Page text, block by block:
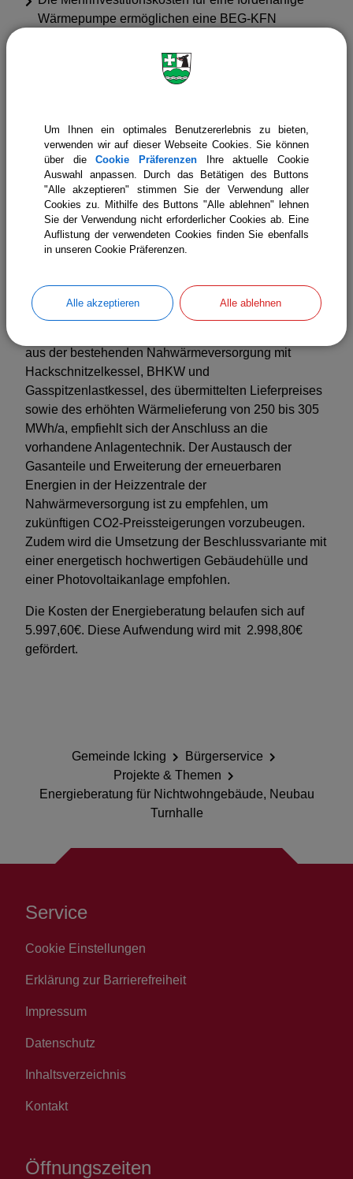
Wärmepumpe ermöglichen eine BEG-KFN
Förderung deckt den zusätzlichen Mehraufwand der
zusätzlichen Anlagentechnik (Wärmepumpe + PV)
Die Mehrinvestitionskosten für eine förderfähige
Wärmepumpe und einer
Nachhaltigkeitszertifizierung nach QNG
ermöglichen eine BEG-Förderung in Höhe von
320.000 € (mit QNG). Die Förderung deckt sich bei
den geschätzten Zusatzkosten von 150.000 € bei
einer Amortisationszeit von 19 Jahren.
dargestellt, da der Nutzerstrom nicht berücksichtigt
ist in der Berechnung.
aus der bestehenden Nahwärmeversorgung mit
Hackschnitzelkessel, BHKW und
Gasspitzenlastkessel, des übermittelten Lieferpreises
sowie des erhöhten Wärmelieferung von 250 bis 305
MWh/a, empfiehlt sich der Anschluss an die
vorhandene Anlagentechnik. Der Austausch der
Gasanteile und Erweiterung der erneuerbaren
Energien in der Heizzentrale der
Nahwärmeversorgung ist zu empfehlen, um
zukünftigen CO2-Preissteigerungen vorzubeugen.
Zudem wird die Umsetzung der Beschlussvariante mit
einer energetisch hochwertigen Gebäudehülle und
einer Photovoltaikanlage empfohlen.
Die Kosten der Energieberatung belaufen sich auf
5.997,60€. Diese Aufwendung wird mit 2.998,80€
gefördert.
Gemeinde Icking
Bürgerservice
Projekte & Themen
Energieberatung für Nichtwohngebäude, Neubau
Turnhalle
Service
Cookie Einstellungen
Erklärung zur Barrierefreiheit
Impressum
Datenschutz
Inhaltsverzeichnis
Kontakt
Öffnungszeiten
Um Ihnen ein optimales Benutzererlebnis zu bieten,
verwenden wir auf dieser Webseite Cookies. Sie können
über dieCookie Präferenzen Ihre aktuelle Cookie
Auswahl anpassen. Durch das Betätigen des Buttons
"Alle akzeptieren" stimmen Sie der Verwendung aller
Cookies zu. Mithilfe des Buttons "Alle ablehnen" lehnen
Sie der Verwendung nicht erforderlicher Cookies ab. Eine
Auflistung der verwendeten Cookies finden Sie ebenfalls
in unseren Cookie Präferenzen.
Alle akzeptieren Alle ablehnen